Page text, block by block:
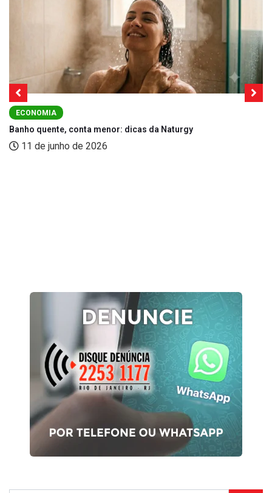
ECONOMIA
Banho quente, conta menor: dicas da Naturgy
11 de junho de 2026